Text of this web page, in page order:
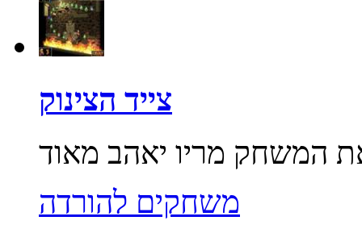
צייד הצינוק
משחקים להורדה